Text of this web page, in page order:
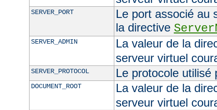
SERVER_PORT
Le port associé au
la directive
SERVER_ADMIN
La valeur de la
serveur virtuel
SERVER_PROTOCOL Le protocole utilisé
DOCUMENT_ROOT
La valeur de la
serveur virtuel